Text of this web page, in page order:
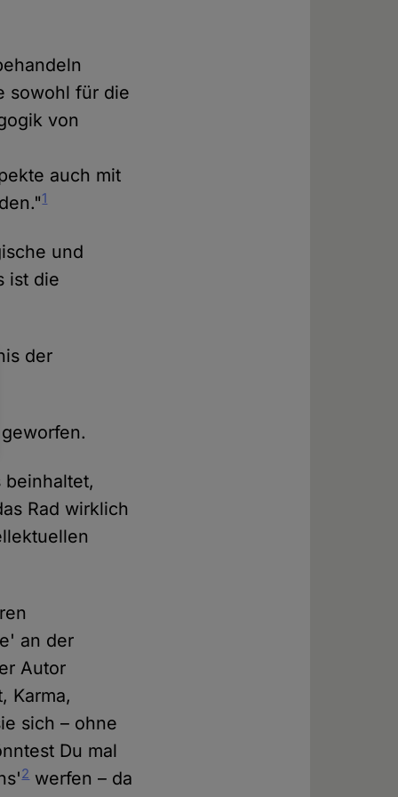
sowohl für die
von
auch mit
1
und
ist die
der
beinhaltet,
Rad wirklich
an der
Autor
Karma,
sich – ohne
Du mal
2werfen – da